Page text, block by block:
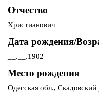
Отчество
Христианович
Дата рождения/
__.__.1902
Место рождения
Одесская обл.,